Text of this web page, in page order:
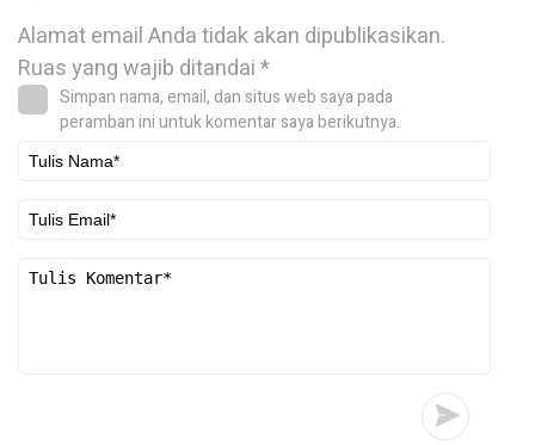
Alamat email Anda tidak akan dipublikasikan.
Ruas yang wajib ditandai*
Simpan nama, email, dan situs web saya pada
peramban ini untuk komentar saya berikutnya.